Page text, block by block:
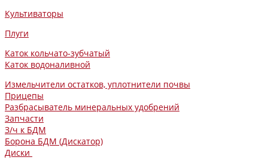
Культиваторы
Плуги
Каток кольчато-зубчатый
Каток водоналивной
Измельчители остатков, уплотнители почвы
Прицепы
Разбрасыватель минеральных удобрений
Запчасти
З/ч к БДМ
Борона БДМ (Дискатор)
Диски